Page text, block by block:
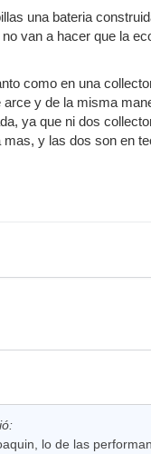
una bateria
van a hacer que la
como en una
y de la misma
ya que ni dos
y las dos son en
lo de las